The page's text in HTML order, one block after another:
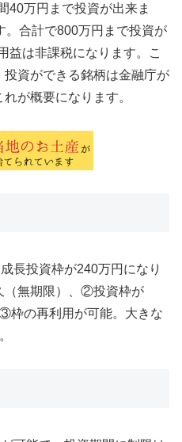
40万円まで投資が出来ま
。合計で800万円まで投資が
益は非課税になります。こ
資ができる銘柄は金融庁が
が概要になります。
長投資枠が240万円になり
（無期限）、②投資枠が
枠の再利用が可能。大きな